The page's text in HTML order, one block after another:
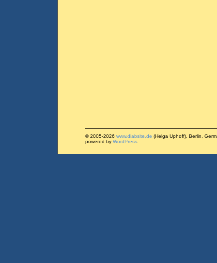
© 2005-2026 www.diabsite.de (Helga Uphoff), Berlin,
powered by WordPress.